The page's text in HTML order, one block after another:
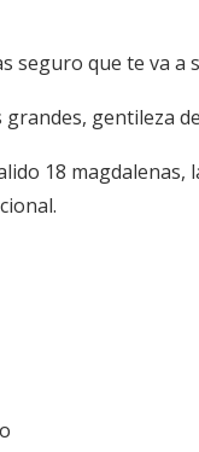
seguro que te va
gentileza de
18